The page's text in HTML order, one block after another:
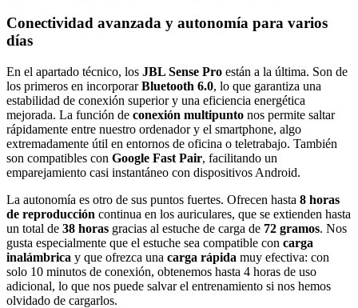
Conectividad avanzada y autonomía para varios
días
En el apartado técnico, los JBL Sense Pro están a la última. Son de
los primeros en incorporarBluetooth 6.0, lo que garantiza una
estabilidad de conexión superior y una eficiencia energética
mejorada. La función de conexión multipunto nos permite saltar
rápidamente entre nuestro ordenador y el smartphone, algo
extremadamente útil en entornos de oficina o teletrabajo. También
son compatibles con Google Fast Pair, facilitando un
emparejamiento casi instantáneo con dispositivos Android.
La autonomía es otro de sus puntos fuertes. Ofrecen hasta 8 horas
de reproducción continua en los auriculares, que se extienden hasta
un total de 38 horas gracias al estuche de carga de 72 gramos. Nos
gusta especialmente que el estuche sea compatible con carga
inalámbrica y que ofrezca una carga rápida muy efectiva: con
solo 10 minutos de conexión, obtenemos hasta 4 horas de uso
adicional, lo que nos puede salvar el entrenamiento si nos hemos
olvidado de cargarlos.